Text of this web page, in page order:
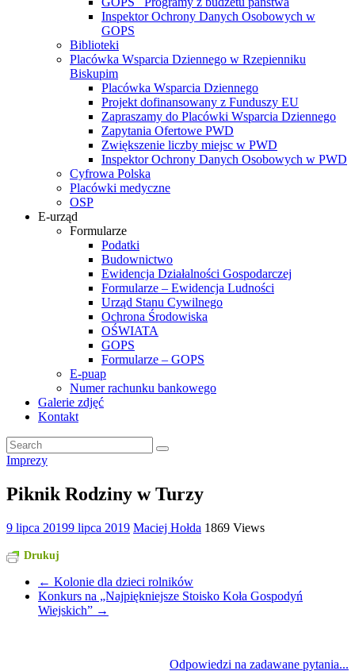
Inspektor Ochrony Danych Osobowych w
GOPS
Biblioteki
Placówka Wsparcia Dziennego w Rzepienniku
Biskupim
Placówka Wsparcia Dziennego
Projekt dofinansowany z Funduszy EU
Zapraszamy do Placówki Wsparcia Dziennego
Zapytania Ofertowe PWD
Zwiększenie liczby miejsc w PWD
Inspektor Ochrony Danych Osobowych w PWD
Cyfrowa Polska
Placówki medyczne
OSP
E-urząd
Formularze
Podatki
Budownictwo
Ewidencja Działalności Gospodarczej
Formularze – Ewidencja Ludności
Urząd Stanu Cywilnego
Ochrona Środowiska
OŚWIATA
GOPS
Formularze – GOPS
E-puap
Numer rachunku bankowego
Galerie zdjęć
Kontakt
Imprezy
Piknik Rodziny w Turzy
9 lipca 20199 lipca 2019 Maciej Hołda 1869 Views
Drukuj
← Kolonie dla dzieci rolników
Konkurs na „Najpiękniejsze Stoisko Koła Gospodyń
Wiejskich” →
Odpowiedzi na zadawane pytania...